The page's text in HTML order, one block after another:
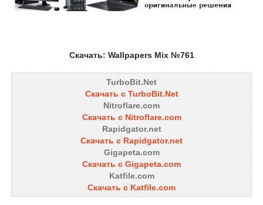
Скачать: Wallpapers Mix №761
TurboBit.Net
Скачать с TurboBit.Net
Nitroflare.com
Скачать с Nitroflare.com
Rapidgator.net
Скачать с Rapidgator.net
Gigapeta.com
Скачать с Gigapeta.com
Katfile.com
Скачать с Katfile.com